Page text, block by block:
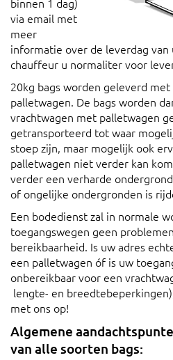
via email met
meer
informatie over de leverdag van
chauffeur u normaliter voor
20kg bags worden geleverd
palletwagen. De bags worden
vrachtwagen met palletwagen
getransporteerd tot waar
stoep zijn, maar mogelijk ook
palletwagen niet verder kan
verder een verharde
of ongelijke ondergronden is
Een bodedienst zal in normale
toegangswegen geen
bereikbaarheid. Is uw adres
een palletwagen óf is uw
onbereikbaar voor een
lengte- en
met ons op!
Algemene
van alle soorten bags: